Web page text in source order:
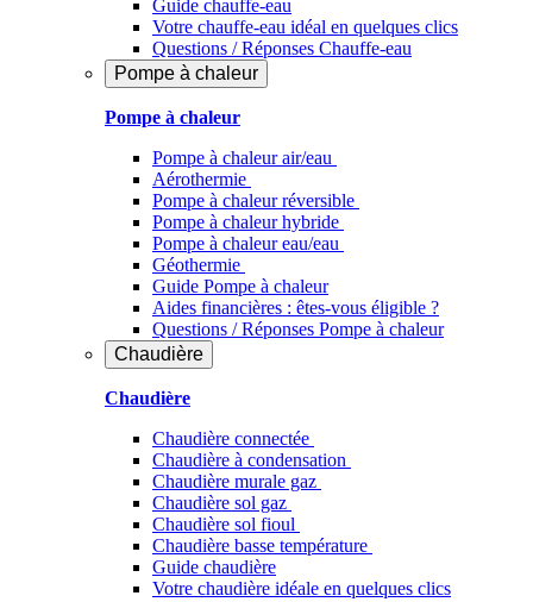
Guide chauffe-eau
Votre chauffe-eau idéal en quelques clics
Questions / Réponses Chauffe-eau
Pompe à chaleur
Pompe à chaleur
Pompe à chaleur air/eau
Aérothermie
Pompe à chaleur réversible
Pompe à chaleur hybride
Pompe à chaleur​ eau/eau
Géothermie
Guide Pompe à chaleur
Aides financières : êtes-vous éligible ?
Questions / Réponses Pompe à chaleur
Chaudière
Chaudière
Chaudière connectée
Chaudière à condensation
Chaudière murale gaz
Chaudière sol gaz
Chaudière sol fioul
Chaudière basse température
Guide chaudière
Votre chaudière idéale en quelques clics